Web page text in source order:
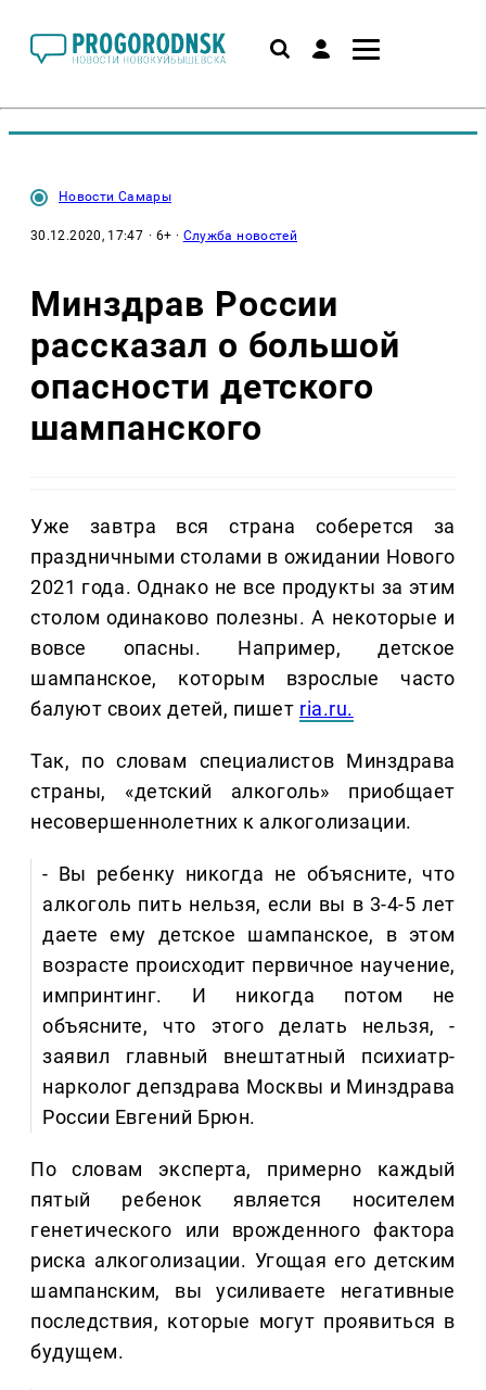
Новости Самары
30.12.2020, 17:47 · 6+ · Служба новостей
Минздрав России
рассказал о большой
опасности детского
шампанского
Уже завтра вся страна соберется за
праздничными столами в ожидании Нового
2021 года. Однако не все продукты за этим
столом одинаково полезны. А некоторые и
вовсе опасны. Например, детское
шампанское, которым взрослые часто
балуют своих детей, пишет ria.ru.
Так, по словам специалистов Минздрава
страны, «детский алкоголь» приобщает
несовершеннолетних к алкоголизации.
- Вы ребенку никогда не объясните, что
алкоголь пить нельзя, если вы в 3-4-5 лет
даете ему детское шампанское, в этом
возрасте происходит первичное научение,
импринтинг. И никогда потом не
объясните, что этого делать нельзя, -
заявил главный внештатный психиатр-
нарколог депздрава Москвы и Минздрава
России Евгений Брюн.
По словам эксперта, примерно каждый
пятый ребенок является носителем
генетического или врожденного фактора
риска алкоголизации. Угощая его детским
шампанским, вы усиливаете негативные
последствия, которые могут проявиться в
будущем.